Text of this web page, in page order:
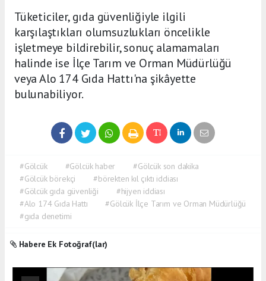
Tüketiciler, gıda güvenliğiyle ilgili
karşılaştıkları olumsuzlukları öncelikle
işletmeye bildirebilir, sonuç alamamaları
halinde ise İlçe Tarım ve Orman Müdürlüğü
veya Alo 174 Gıda Hattı'na şikâyette
bulunabiliyor.
#Gölcük #Gölcük haber
#Gölcük son dakika
#Gölcük börekçi
#börekten kıl çıktı iddiası
#Gölcük gıda güvenliği
#hijyen iddiası
#Alo 174 Gıda Hattı
#Gölcük İlçe Tarım ve Orman Müdürlüğü
#gıda denetimi
Habere Ek Fotoğraf(lar)